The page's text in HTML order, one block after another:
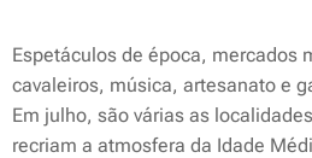
Espetáculos de época, mercados
cavaleiros, música, artesanato e
Em julho, são várias as
recriam a atmosfera da Idade